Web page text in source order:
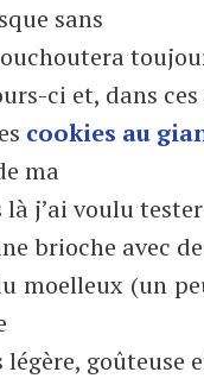
sans
ci et, dans ces
cookies au
ma
là j’ai voulu
brioche avec
moelleux (un
goûteuse